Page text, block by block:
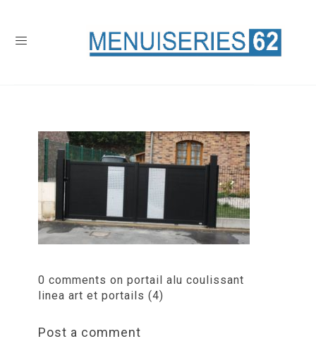
0 comments on portail alu coulissant
linea art et portails (4)
Post a comment